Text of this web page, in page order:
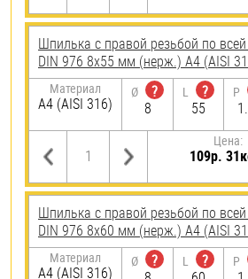
Шпилька с правой резьбой по
DIN 976 8х55 мм (нерж.) A4 (AISI
Материал
A4 (AISI 316)
Ø
?
8
L
?
55
P
Цена:
109р.
Шпилька с правой резьбой по
DIN 976 8х60 мм (нерж.) A4 (AISI
Материал
A4 (AISI 316)
Ø
?
L
?
P